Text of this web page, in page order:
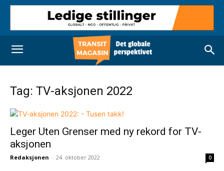
Tag: TV-aksjonen 2022
Leger Uten Grenser med ny rekord for TV-
aksjonen
Redaksjonen - 24. oktober 2022 0